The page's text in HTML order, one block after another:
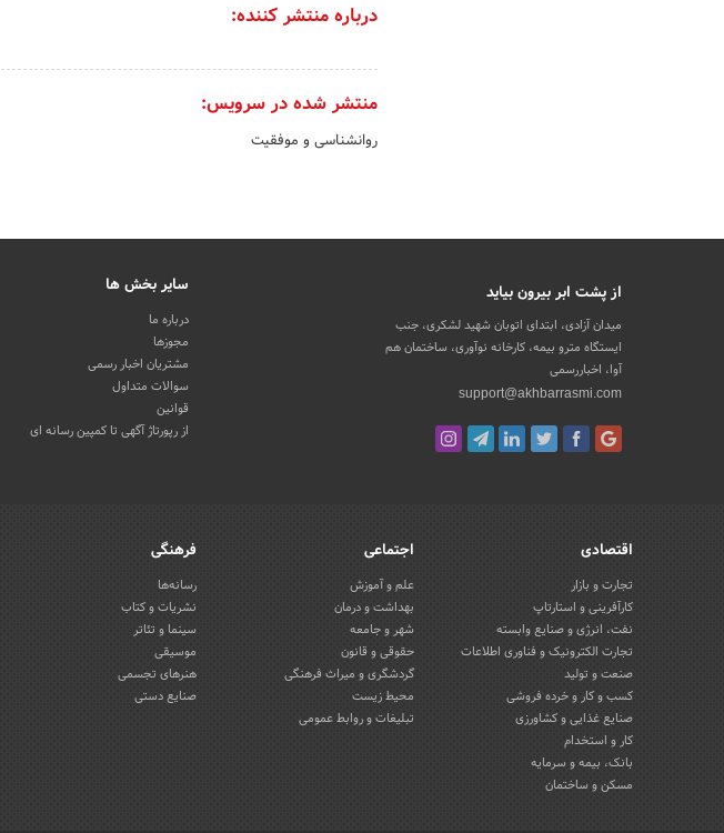
درباره منتشر کننده:
منتشر شده در سرویس:
روانشناسی و موفقیت
از پشت ابر بیرون بیاید
میدان آزادی، ابتدای اتوبان شهید لشکری، جنب
ایستگاه مترو بیمه، کارخانه نوآوری، ساختمان هم
آوا، اخباررسمی
support@akhbarrasmi.com
سایر بخش ها
درباره ما
مجوزها
مشتریان اخبار رسمی
سوالات متداول
قوانین
از رپورتاژ آگهی تا کمپین رسانه ای
اقتصادی
تجارت و بازار
کارآفرینی و استارتاپ
نفت، انرژی و صنایع وابسته
تجارت الکترونیک و فناوری اطلاعات
صنعت و تولید
کسب و کار و خرده فروشی
صنایع غذایی و کشاورزی
کار و استخدام
بانک، بیمه و سرمایه
مسکن و ساختمان
اجتماعی
علم و آموزش
بهداشت و درمان
شهر و جامعه
حقوقی و قانون
گردشگری و میراث فرهنگی
محیط زیست
تبلیغات و روابط عمومی
فرهنگی
رسانه‌ها
نشریات و کتاب
سینما و تئاتر
موسیقی
هنرهای تجسمی
صنایع دستی